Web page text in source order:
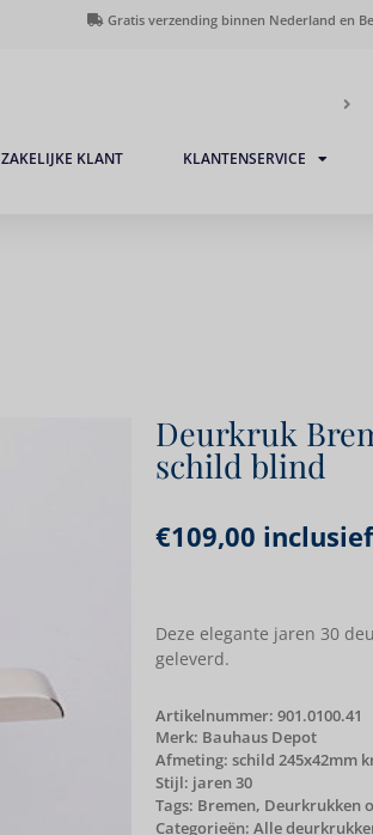
Gratis verzending binnen Nederland en
ZAKELIJKE KLANT KLANTENSERVICE
Deurkruk
schild blind
€109,00
Deze elegante jaren 30
geleverd.
Artikelnummer: 901.0100.41
Merk: Bauhaus Depot
Afmeting: schild 245x42mm
Stijl: jaren 30
Tags: Bremen, Deurkrukken
Categorieën: Alle